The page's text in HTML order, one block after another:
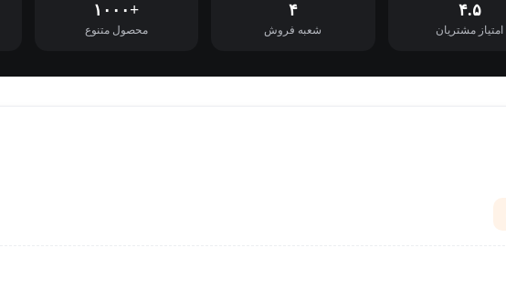
۴.۵
امتیاز مشتریان
۴
شعبه فروش
+۱۰۰۰
محصول متنوع